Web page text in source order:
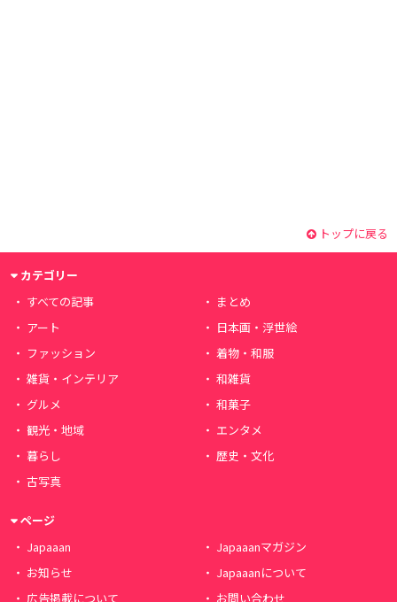
トップに戻る
カテゴリー
すべての記事
まとめ
アート
日本画・浮世絵
ファッション
着物・和服
雑貨・インテリア
和雑貨
グルメ
和菓子
観光・地域
エンタメ
暮らし
歴史・文化
古写真
ページ
Japaaan
Japaaanマガジン
お知らせ
Japaaanについて
広告掲載について
お問い合わせ